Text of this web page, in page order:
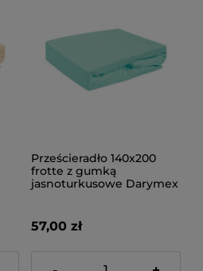
Prześcieradło 140x200
frotte z gumką
jasnoturkusowe Darymex
57,00 zł